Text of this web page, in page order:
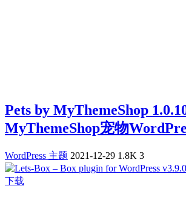
Pets by MyThemeShop
MyThemeShop宠物
WordPress 主题 2021-12-29 1.8K 3